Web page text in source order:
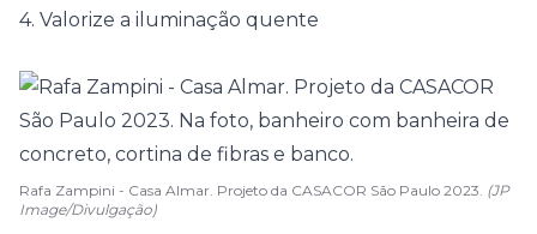
4. Valorize a iluminação quente
Rafa Zampini - Casa Almar. Projeto da CASACOR São Paulo 2023. (JP
Image/Divulgação)